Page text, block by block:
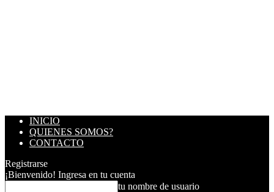
INICIO
QUIENES SOMOS?
CONTACTO
Registrarse
¡Bienvenido! Ingresa en tu cuenta
tu nombre de usuario